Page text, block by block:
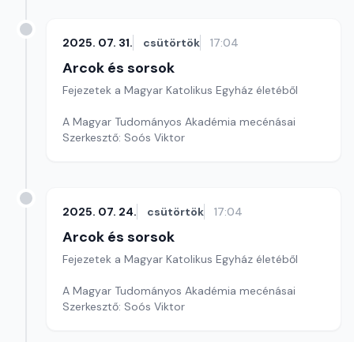
2025. 07. 31. csütörtök 17:04
Arcok és sorsok
Fejezetek a Magyar Katolikus Egyház életéből
A Magyar Tudományos Akadémia mecénásai
Szerkesztő: Soós Viktor
2025. 07. 24. csütörtök 17:04
Arcok és sorsok
Fejezetek a Magyar Katolikus Egyház életéből
A Magyar Tudományos Akadémia mecénásai
Szerkesztő: Soós Viktor